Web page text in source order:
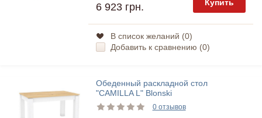
6 923 грн. Купить
В список желаний (0)
Добавить к сравнению (0)
Обеденный раскладной стол
"CAMILLA L" Blonski
0 отзывов